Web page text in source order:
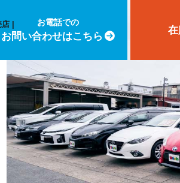
|
お電話での
お問い合わせはこちら